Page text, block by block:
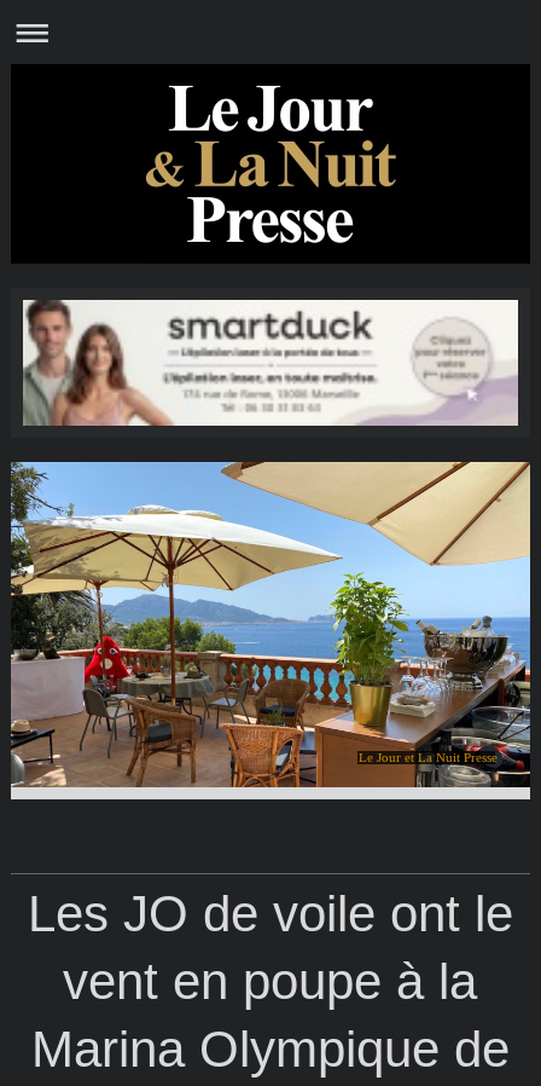
Le Jour et La Nuit Presse
Les JO de voile ont le
vent en poupe à la
Marina Olympique de